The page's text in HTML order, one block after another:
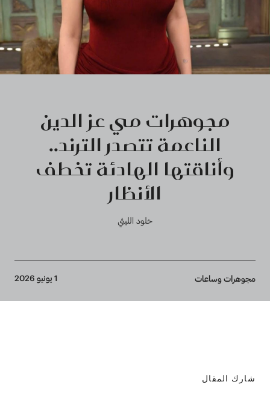
مجوهرات مي عز الدين
الناعمة تتصدر الترند..
وأناقتها الهادئة تخطف
الأنظار
خلود الليثي
Breadcrumb
مجوهرات وساعات 1 يونيو 2026
شارك المقال